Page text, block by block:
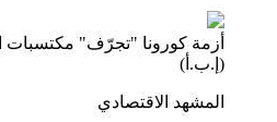
أزمة كورونا "تجرّف" مكتسبات
(إ.ب.أ)
المشهد الاقتصادي